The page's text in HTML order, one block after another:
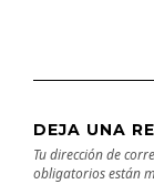
DEJA UNA
Tu dirección de
obligatorios están